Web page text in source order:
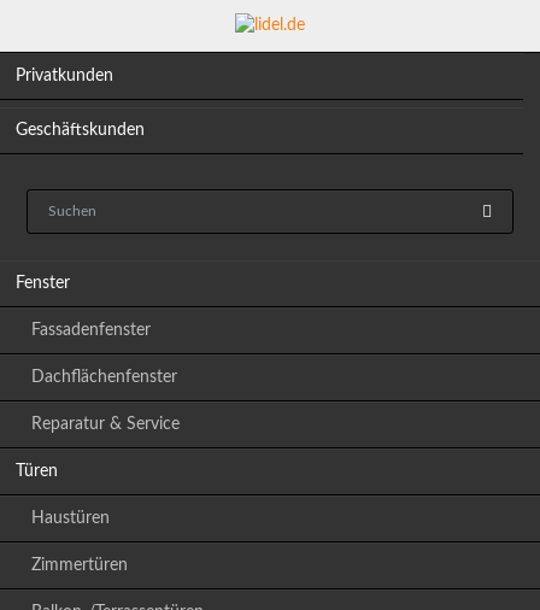
Privatkunden
Geschäftskunden
Navigation
Fenster
Fassadenfenster
Dachflächenfenster
Reparatur & Service
Türen
Haustüren
Zimmertüren